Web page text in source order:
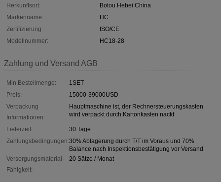
Herkunftsort:
Botou Hebei China
Markenname:
HC
Zertifizierung:
ISO/CE
Modellnummer:
HC18-28
Zahlung und Versand AGB
Min Bestellmenge:
1SET
Preis:
15000-39000USD
Verpackung
Informationen:
Hauptmaschine ist, der Rechnersteuerungskasten
wird verpackt durch Kartonkasten nackt
Lieferzeit:
30 Tage
Zahlungsbedingungen:30% Ablagerung durch T/T im Voraus und 70%
Balance nach Inspektionsbestätigung vor Versand
Versorgungsmaterial-
Fähigkeit:
20 Sätze / Monat